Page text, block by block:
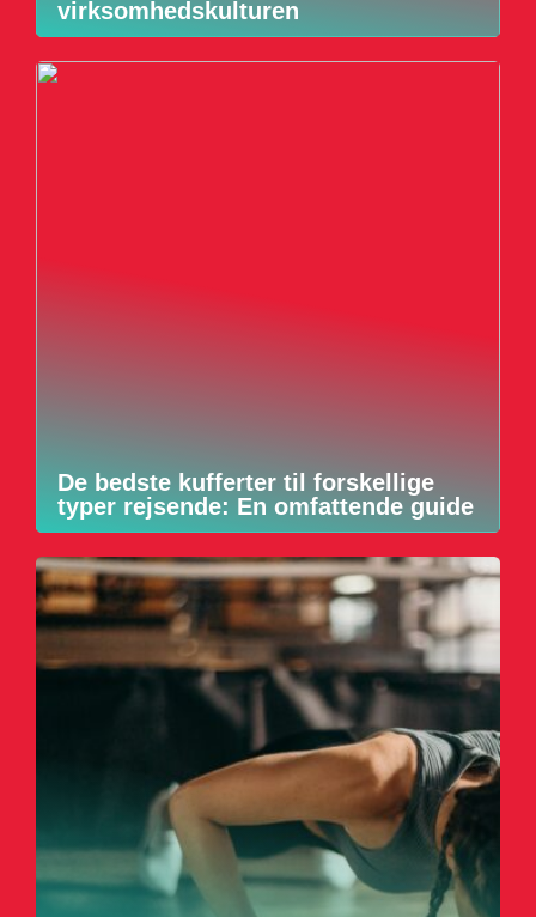
virksomhedskulturen
De bedste kufferter til forskellige
typer rejsende: En omfattende guide